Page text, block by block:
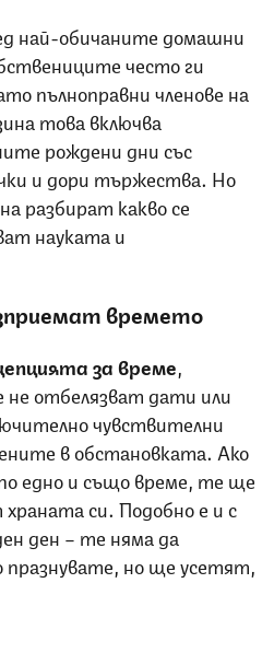
най-обичаните домашни
често ги
пълноправни членове на
това включва
рождени дни със
и дори тържества. Но
разбират какво се
науката и
времето
за време
не отбелязват дати или
чувствителни
в обстановката. Ако
едно и също време, те ще
си. Подобно е и с
ден – те няма да
но ще усетят,